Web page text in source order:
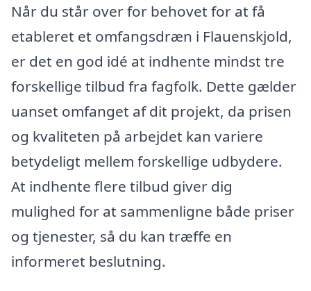
Når du står over for behovet for at få
etableret et omfangsdræn i Flauenskjold,
er det en god idé at indhente mindst tre
forskellige tilbud fra fagfolk. Dette gælder
uanset omfanget af dit projekt, da prisen
og kvaliteten på arbejdet kan variere
betydeligt mellem forskellige udbydere.
At indhente flere tilbud giver dig
mulighed for at sammenligne både priser
og tjenester, så du kan træffe en
informeret beslutning.